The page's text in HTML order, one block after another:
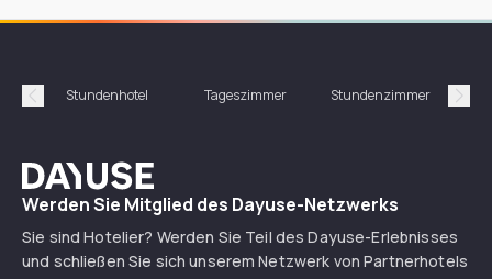
Précédent
Stundenhotel Tageszimmer Stundenzimmer
Dayuse
Werden Sie Mitglied des Dayuse-Netzwerks
Sie sind Hotelier? Werden Sie Teil des Dayuse-Erlebnisses
und schließen Sie sich unserem Netzwerk von Partnerhotels